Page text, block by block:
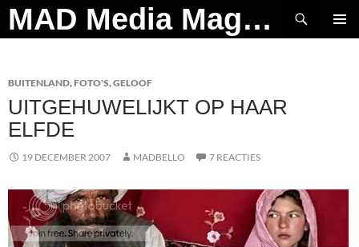
Ga
naar
MAD Media Magazine
Zoeken
BUITENLAND,FOTO'S,GELOOF
UITGEHUWELIJKT OP HAAR
ELFDE
19 DECEMBER 2007 MADBELLO 7 REACTIES